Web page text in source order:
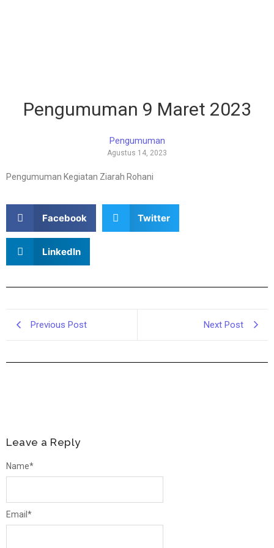
Pengumuman 9 Maret 2023
Pengumuman
Agustus 14, 2023
Pengumuman Kegiatan Ziarah Rohani
Facebook Twitter
LinkedIn
Previous Post Next Post
Leave a Reply
Name*
Email *